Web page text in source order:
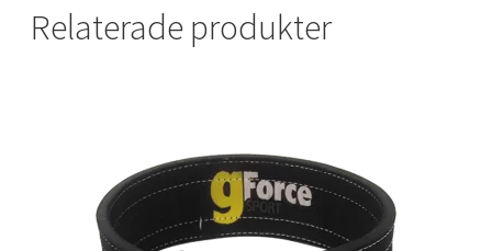
SATS SoFo
SATS Sportpalatset
SATS Stureplan
Relaterade produkter